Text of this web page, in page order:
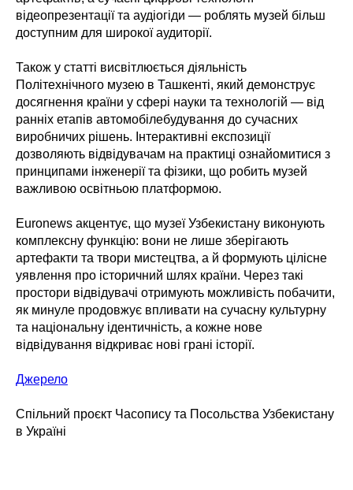
відеопрезентації та аудіогіди — роблять музей більш
доступним для широкої аудиторії.
Також у статті висвітлюється діяльність
Політехнічного музею в Ташкенті, який демонструє
досягнення країни у сфері науки та технологій — від
ранніх етапів автомобілебудування до сучасних
виробничих рішень. Інтерактивні експозиції
дозволяють відвідувачам на практиці ознайомитися з
принципами інженерії та фізики, що робить музей
важливою освітньою платформою.
Euronews акцентує, що музеї Узбекистану виконують
комплексну функцію: вони не лише зберігають
артефакти та твори мистецтва, а й формують цілісне
уявлення про історичний шлях країни. Через такі
простори відвідувачі отримують можливість побачити,
як минуле продовжує впливати на сучасну культурну
та національну ідентичність, а кожне нове
відвідування відкриває нові грані історії.
Джерело
Спільний проєкт Часопису та Посольства Узбекистану
в Україні